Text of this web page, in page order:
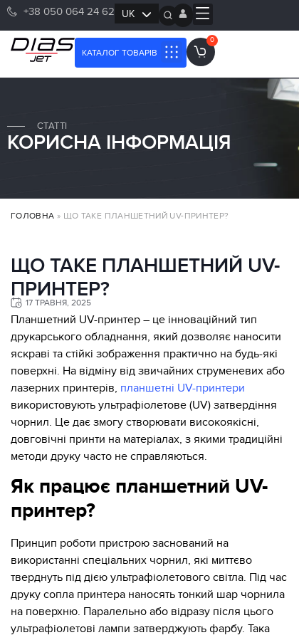
+38 050 064 24 62 UK
RU
КАТАЛОГ ТОВАРІВ
0
СТАТТІ
КОРИСНА ІНФОРМАЦІЯ
ГОЛОВНА » ЩО ТАКЕ ПЛАНШЕТНИЙ UV-ПРИНТЕР?
ЩО ТАКЕ ПЛАНШЕТНИЙ UV-
ПРИНТЕР?
17 ТРАВНЯ, 2025
Планшетний UV-принтер – це інноваційний тип
друкарського обладнання, який дозволяє наносити
яскраві та стійкі зображення практично на будь-які
поверхні. На відміну від звичайних струменевих або
лазерних принтерів, планшетні UV-принтери
використовують ультрафіолетове (UV) затвердіння
чорнил. Це дає змогу створювати високоякісні,
довговічні принти на матеріалах, з якими традиційні
методи друку часто не справляються.
Як працює планшетний UV-
принтер?
Принцип роботи пристрою заснований на
використанні спеціальних чорнил, які миттєво
тверднуть під дією ультрафіолетового світла. Під час
друку сопла принтера наносять тонкий шар чорнила
на поверхню. Паралельно або відразу після цього
ультрафіолетові лампи затверджують фарбу. Така